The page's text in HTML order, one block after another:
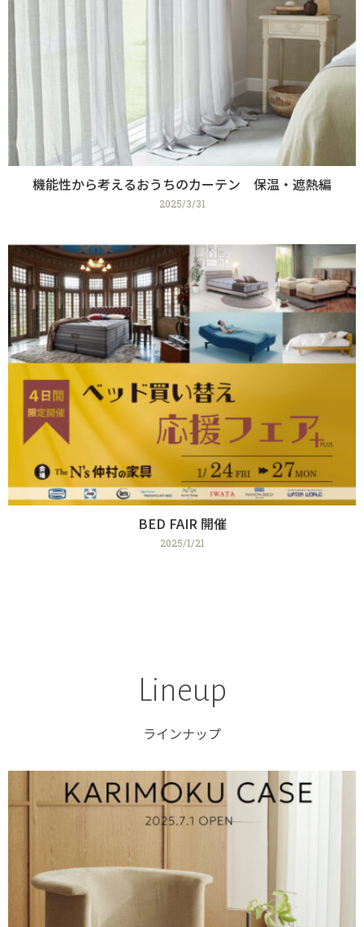
機能性から考えるおうちのカーテン 保温・遮熱編
2025/3/31
BED FAIR 開催
2025/1/21
Lineup
ラインナップ